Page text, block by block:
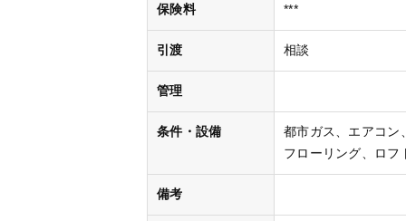
保険料 ***
引渡 相談
管理
条件・設備 都市ガス
エアコン
フローリング
ロフ
備考